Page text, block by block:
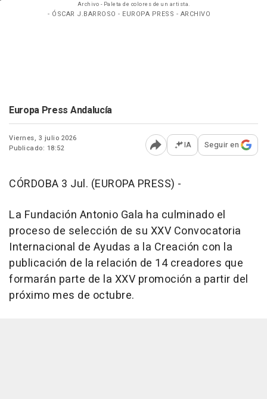
Archivo - Paleta de colores de un artista.
- ÓSCAR J.BARROSO - EUROPA PRESS - ARCHIVO
Europa Press Andalucía
Viernes, 3 julio 2026
Publicado: 18:52
Abrir opciones para
IA Seguir en
CÓRDOBA 3 Jul. (EUROPA PRESS) -
La Fundación Antonio Gala ha culminado el
proceso de selección de su XXV Convocatoria
Internacional de Ayudas a la Creación con la
publicación de la relación de 14 creadores que
formarán parte de la XXV promoción a partir del
próximo mes de octubre.